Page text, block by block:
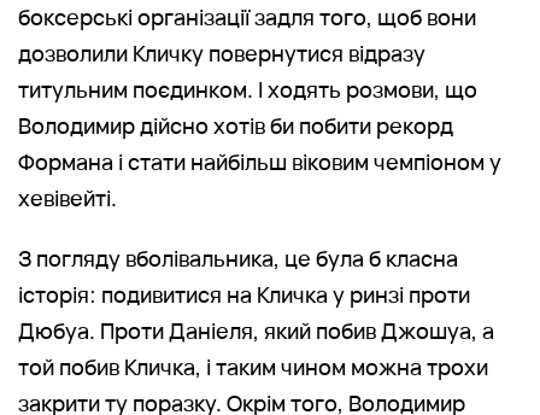
боксерські організації задля того, щоб вони
дозволили Кличку повернутися відразу
титульним поєдинком. І ходять розмови, що
Володимир дійсно хотів би побити рекорд
Формана і стати найбільш віковим чемпіоном у
хевівейті.
З погляду вболівальника, це була б класна
історія: подивитися на Кличка у ринзі проти
Дюбуа. Проти Даніеля, який побив Джошуа, а
той побив Кличка, і таким чином можна трохи
закрити ту поразку. Окрім того, Володимир